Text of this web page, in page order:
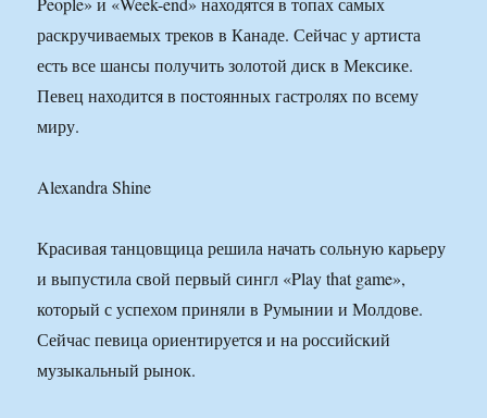
раскручиваемых треков в Канаде. Сейчас у артиста
есть все шансы получить золотой диск в Мексике.
Певец находится в постоянных гастролях по всему
миру.
Alexandra Shine
Красивая танцовщица решила начать сольную карьеру
и выпустила свой первый сингл «Play that game»,
который с успехом приняли в Румынии и Молдове.
Сейчас певица ориентируется и на российский
музыкальный рынок.